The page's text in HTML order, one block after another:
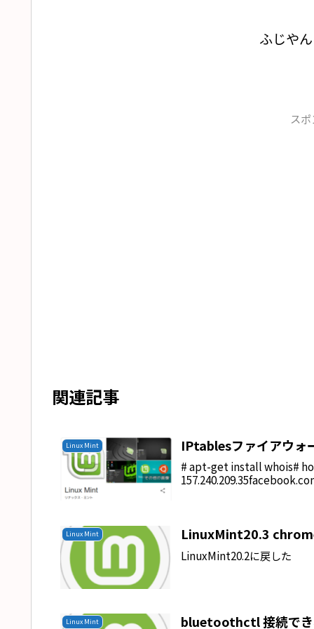
ふじや
ス
関連記事
Linux Mint IPtablesファイアウォ
# apt-get install whois#
Linux Mint LinuxMint20.3
LinuxMint20.2に戻した
Linux Mint bluetoothctl 接続でき